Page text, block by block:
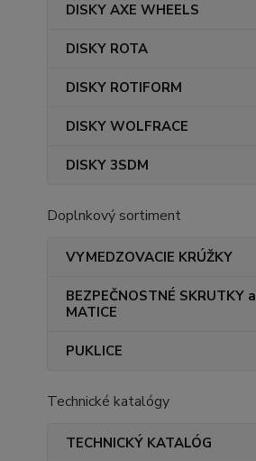
DISKY AXE WHEELS
DISKY ROTA
DISKY ROTIFORM
DISKY WOLFRACE
DISKY 3SDM
Doplnkový sortiment
VYMEDZOVACIE KRÚŽKY
BEZPEČNOSTNÉ SKRUTKY a
MATICE
PUKLICE
Technické katalógy
TECHNICKÝ KATALÓG